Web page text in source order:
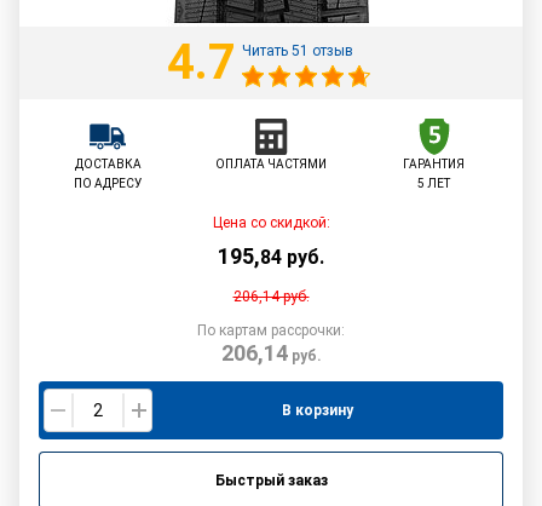
4.7 Читать 51 отзыв
ДОСТАВКА
ПО АДРЕСУ
ОПЛАТА ЧАСТЯМИ
ГАРАНТИЯ
5 ЛЕТ
Цена со скидкой:
195,84 руб.
206,14руб.
По картам рассрочки:
206,14руб.
В корзину
Быстрый заказ